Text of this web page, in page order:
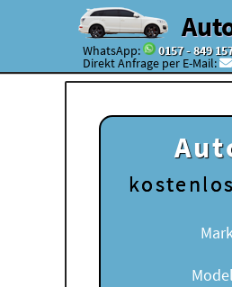
WhatsApp: 0157 - 849
Direkt Anfrage per E-Mail: